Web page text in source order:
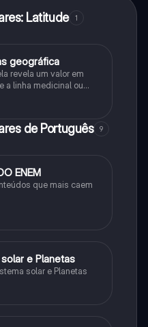
Latitude 1
geográfica
revela um valor em
a linha medicinal ou
Longitude
de Português 9
ENEM
que mais caem
e Planetas
solar e Planetas